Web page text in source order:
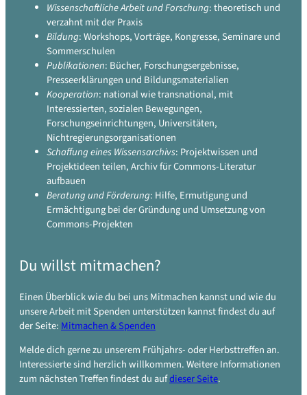
Wissenschaftliche Arbeit und Forschung: theoretisch und
verzahnt mit der Praxis
Bildung: Workshops, Vorträge, Kongresse, Seminare und
Sommerschulen
Publikationen: Bücher, Forschungsergebnisse,
Presseerklärungen und Bildungsmaterialien
Kooperation: national wie transnational, mit
Interessierten, sozialen Bewegungen,
Forschungseinrichtungen, Universitäten,
Nichtregierungsorganisationen
Schaffung eines Wissensarchivs: Projektwissen und
Projektideen teilen, Archiv für Commons-Literatur
aufbauen
Beratung und Förderung: Hilfe, Ermutigung und
Ermächtigung bei der Gründung und Umsetzung von
Commons-Projekten
Du willst mitmachen?
Einen Überblick wie du bei uns Mitmachen kannst und wie du
unsere Arbeit mit Spenden unterstützen kannst findest du auf
der Seite: Mitmachen & Spenden
Melde dich gerne zu unserem Frühjahrs- oder Herbsttreffen an.
Interessierte sind herzlich willkommen. Weitere Informationen
zum nächsten Treffen findest du aufdieser Seite.